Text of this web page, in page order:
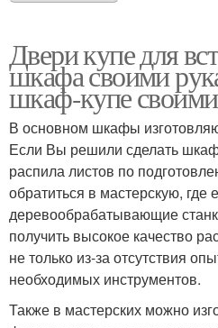
Двери купе для
шкафа своими
шкаф-купе
В основном шкафы
Если Вы решили сделать
распила листов по
обратиться в мастерскую, где
деревообрабатывающие
получить высокое качество
не только из-за отсутствия
необходимых инструментов.
Также в мастерских можно